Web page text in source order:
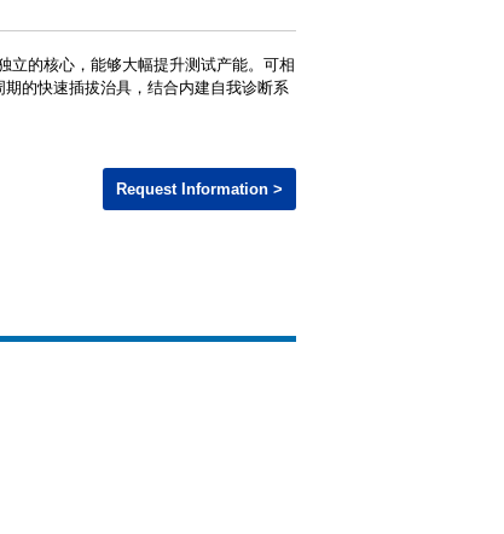
立的核心，能够大幅提升测试产能。可相
的快速插拔治具，结合内建自我诊断系
的测试可靠度。